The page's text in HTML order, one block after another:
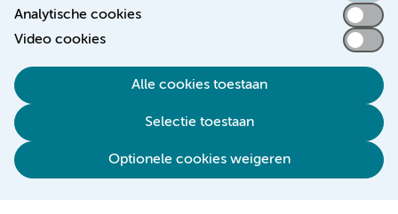
Analytische cookies
Video cookies
Alle cookies toestaan
Selectie toestaan
Optionele cookies weigeren
Toegankelijkheidsverklaring
Responsible disclosure